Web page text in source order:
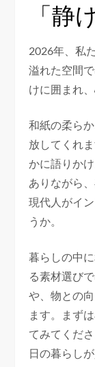
「静
2026年、私
溢れた空間
けに囲まれ
和紙の柔ら
放してくれ
かに語りか
ありながら
現代人がイ
うか。
暮らしの中
る素材選び
や、物との
ます。まず
てみてくだ
日の暮らし